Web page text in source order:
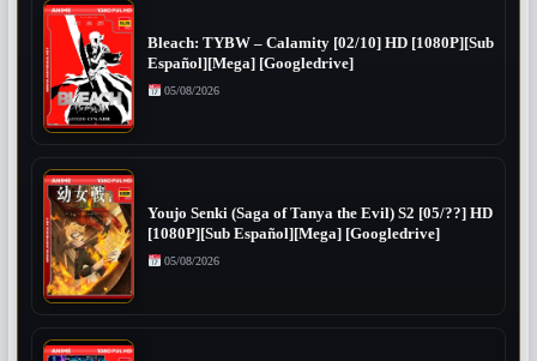
Bleach: TYBW – Calamity [02/10] HD [1080P][Sub
Español][Mega] [Googledrive]
05/08/2026
Youjo Senki (Saga of Tanya the Evil) S2 [05/??] HD
[1080P][Sub Español][Mega] [Googledrive]
05/08/2026